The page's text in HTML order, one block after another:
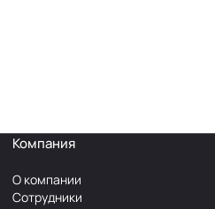
Компания
О компании